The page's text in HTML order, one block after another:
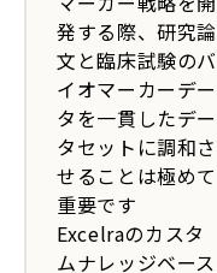
発する際、研究論
文と臨床試験のバ
イオマーカーデー
タを一貫したデー
タセットに調和さ
せることは極めて
重要です
Excelraのカスタ
ムナレッジベース